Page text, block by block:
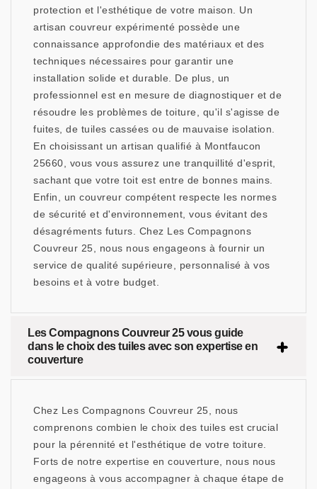
protection et l'esthétique de votre maison. Un
artisan couvreur expérimenté possède une
connaissance approfondie des matériaux et des
techniques nécessaires pour garantir une
installation solide et durable. De plus, un
professionnel est en mesure de diagnostiquer et de
résoudre les problèmes de toiture, qu'il s'agisse de
fuites, de tuiles cassées ou de mauvaise isolation.
En choisissant un artisan qualifié à Montfaucon
25660, vous vous assurez une tranquillité d'esprit,
sachant que votre toit est entre de bonnes mains.
Enfin, un couvreur compétent respecte les normes
de sécurité et d'environnement, vous évitant des
désagréments futurs. Chez Les Compagnons
Couvreur 25, nous nous engageons à fournir un
service de qualité supérieure, personnalisé à vos
besoins et à votre budget.
Les Compagnons Couvreur 25 vous guide
dans le choix des tuiles avec son expertise en
couverture
Chez Les Compagnons Couvreur 25, nous
comprenons combien le choix des tuiles est crucial
pour la pérennité et l'esthétique de votre toiture.
Forts de notre expertise en couverture, nous nous
engageons à vous accompagner à chaque étape de